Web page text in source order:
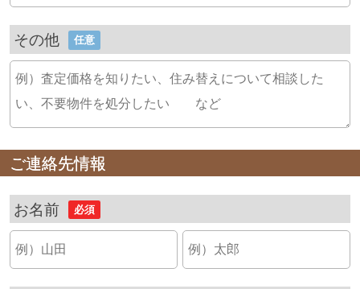
その他 任意
ご連絡先情報
お名前 必須